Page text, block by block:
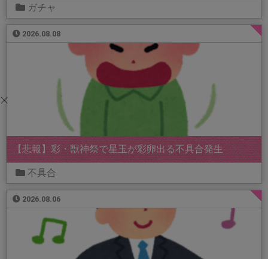
ガチャ
2026.08.08
【悲報】彩・獣神祭で星玉が彩卵出る不具合発生
不具合
2026.08.06